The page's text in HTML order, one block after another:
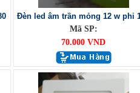
Đèn led âm trần mỏng 12 w phi
Mã SP:
70.000 VND